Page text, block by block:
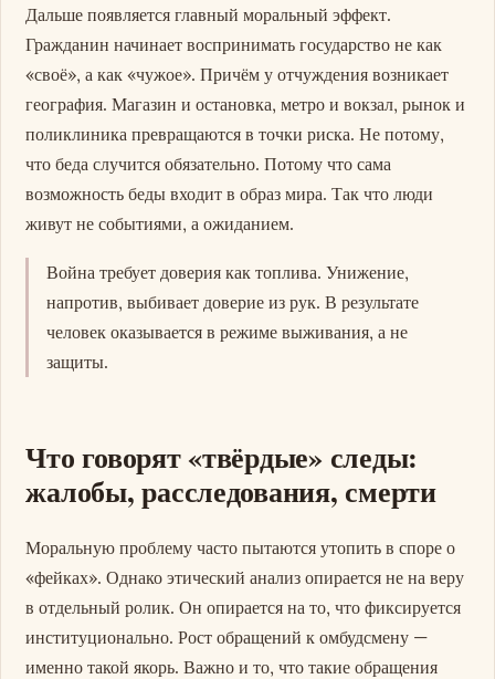
Дальше появляется главный моральный эффект.
Гражданин начинает воспринимать государство не как
«своё», а как «чужое». Причём у отчуждения возникает
география. Магазин и остановка, метро и вокзал, рынок и
поликлиника превращаются в точки риска. Не потому,
что беда случится обязательно. Потому что сама
возможность беды входит в образ мира. Так что люди
живут не событиями, а ожиданием.
Война требует доверия как топлива. Унижение,
напротив, выбивает доверие из рук. В результате
человек оказывается в режиме выживания, а не
защиты.
Что говорят «твёрдые» следы:
жалобы, расследования, смерти
Моральную проблему часто пытаются утопить в споре о
«фейках». Однако этический анализ опирается не на веру
в отдельный ролик. Он опирается на то, что фиксируется
институционально. Рост обращений к омбудсмену —
именно такой якорь. Важно и то, что такие обращения